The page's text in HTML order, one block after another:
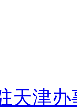
天津